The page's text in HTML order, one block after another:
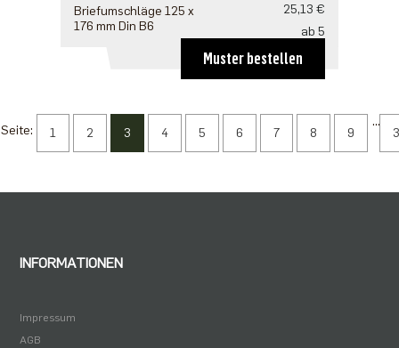
Briefumschläge 125 x
176 mm Din B6
25,13 €
ab 5
20,10 €
Muster bestellen
Seite: 1 2 3 4 5 6 7 8 9
...
INFORMATIONEN
Impressum
AGB